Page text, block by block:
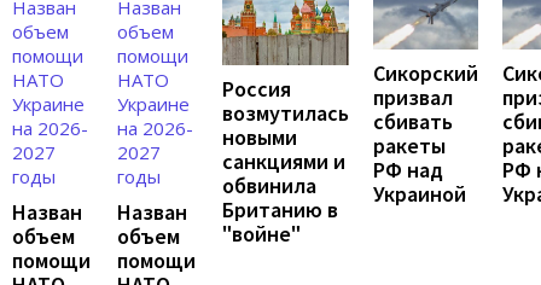
Назван
объем
помощи
Назван
объем
помощи
Россия
возмутилась
новыми
санкциями и
обвинила
Британию в
"войне"
Сикорский
призвал
сбивать
ракеты
РФ над
Украиной
РФ